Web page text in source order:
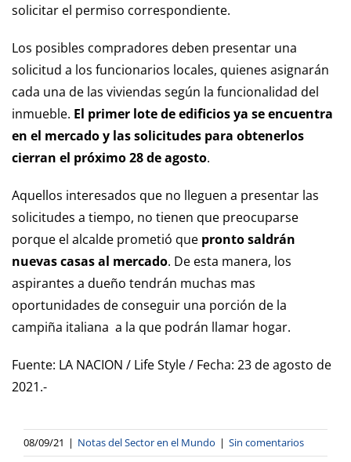
solicitar el permiso correspondiente.
Los posibles compradores deben presentar una
solicitud a los funcionarios locales, quienes asignarán
cada una de las viviendas según la funcionalidad del
inmueble. El primer lote de edificios ya se encuentra
en el mercado y las solicitudes para obtenerlos
cierran el próximo 28 de agosto.
Aquellos interesados que no lleguen a presentar las
solicitudes a tiempo, no tienen que preocuparse
porque el alcalde prometió que pronto saldrán
nuevas casas al mercado. De esta manera, los
aspirantes a dueño tendrán muchas mas
oportunidades de conseguir una porción de la
campiña italiana a la que podrán llamar hogar.
Fuente: LA NACION / Life Style / Fecha: 23 de agosto de
2021.-
08/09/21 | Notas del Sector en el Mundo | Sin comentarios